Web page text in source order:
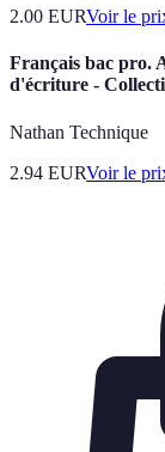
2.00 EURVoir le
Français bac pro.
d'écriture -
Nathan Technique
2.94 EURVoir le